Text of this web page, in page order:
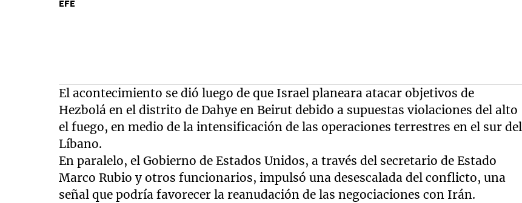
EFE
El acontecimiento se dió luego de que Israel planeara atacar objetivos de
Hezbolá en el distrito de Dahye en Beirut debido a supuestas violaciones del alto
el fuego, en medio de la intensificación de las operaciones terrestres en el sur del
Líbano.
En paralelo, el Gobierno de Estados Unidos, a través del secretario de Estado
Marco Rubio y otros funcionarios, impulsó una desescalada del conflicto, una
señal que podría favorecer la reanudación de las negociaciones con Irán.